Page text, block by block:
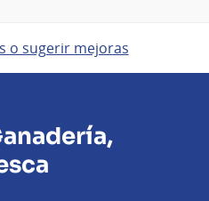
o sugerir mejoras